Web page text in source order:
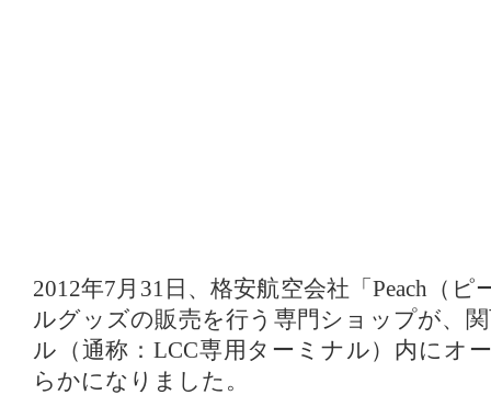
2012年7月31日、格安航空会社「Peach（
ルグッズの販売を行う専門ショップが、
ル（通称：LCC専用ターミナル）内にオ
らかになりました。